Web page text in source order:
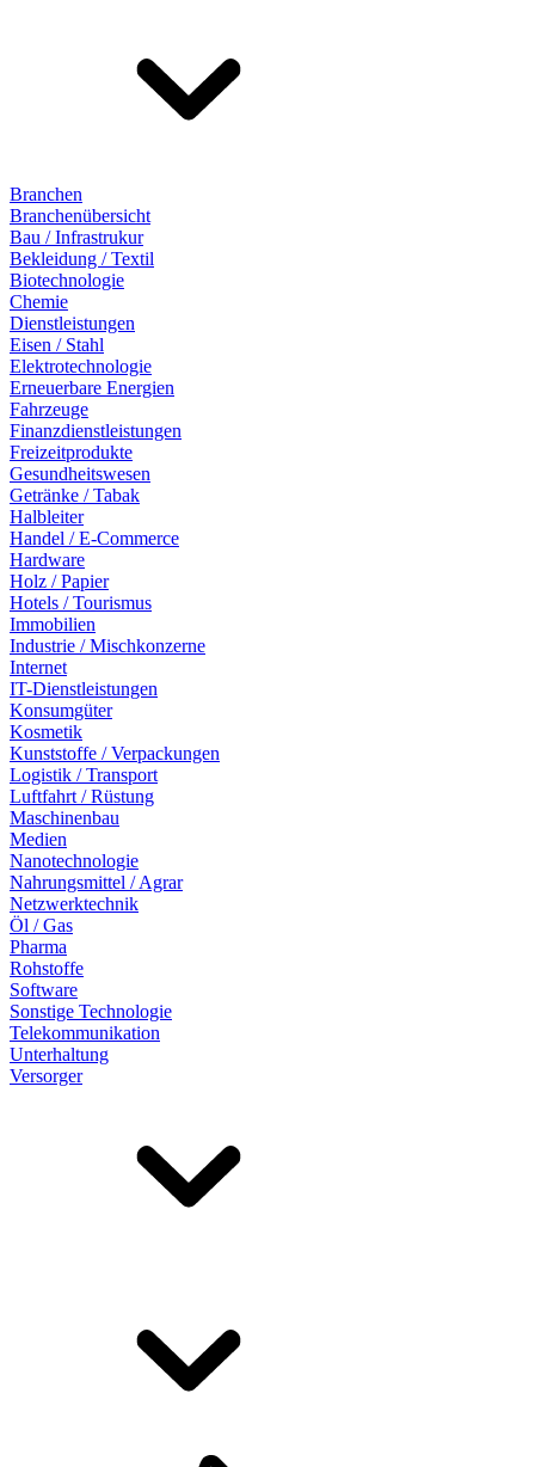
Branchen
Branchenübersicht
Bau / Infrastrukur
Bekleidung / Textil
Biotechnologie
Chemie
Dienstleistungen
Eisen / Stahl
Elektrotechnologie
Erneuerbare Energien
Fahrzeuge
Finanzdienstleistungen
Freizeitprodukte
Gesundheitswesen
Getränke / Tabak
Halbleiter
Handel / E-Commerce
Hardware
Holz / Papier
Hotels / Tourismus
Immobilien
Industrie / Mischkonzerne
Internet
IT-Dienstleistungen
Konsumgüter
Kosmetik
Kunststoffe / Verpackungen
Logistik / Transport
Luftfahrt / Rüstung
Maschinenbau
Medien
Nanotechnologie
Nahrungsmittel / Agrar
Netzwerktechnik
Öl / Gas
Pharma
Rohstoffe
Software
Sonstige Technologie
Telekommunikation
Unterhaltung
Versorger